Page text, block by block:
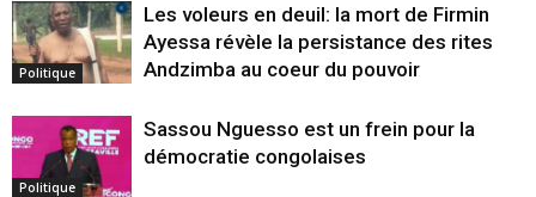
Politique
Les voleurs en deuil: la mort de Firmin
Ayessa révèle la persistance des rites
Andzimba au coeur du pouvoir
Politique
Sassou Nguesso est un frein pour la
démocratie congolaises